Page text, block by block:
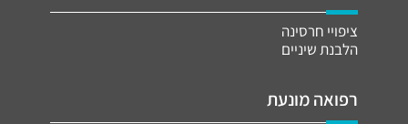
ציפויי חרסינה
הלבנת שיניים
רפואה מונעת